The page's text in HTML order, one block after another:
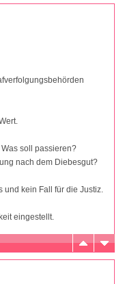
soll passieren?
nach dem Diebesgut?
und kein Fall für die Justiz.
eingestellt.